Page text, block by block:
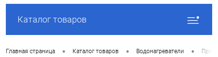
Каталог товаров
Главная страница • Каталог товаров • Водонагреватели •